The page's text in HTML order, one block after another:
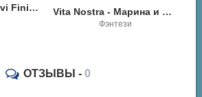
Vita Nostra - Марина и Сергей Дяченко Научная фантастика
ОТЗЫВЫ - 0